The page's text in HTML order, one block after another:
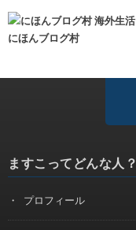
にほんブログ村
ますこってどんな人？
プロフィール